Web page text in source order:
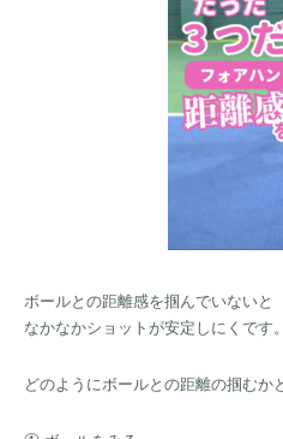
ボールとの距離感を掴んでいないと
なかなかショットが安定しにくです。
どのようにボールとの距離の掴むか